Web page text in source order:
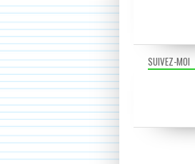
SUIVEZ-MOI